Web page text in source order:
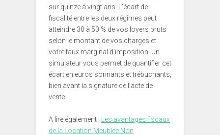
sur quinze à vingt ans. L’écart de
fiscalité entre les deux régimes peut
atteindre 30 à 50 % de vos loyers bruts
selon le montant de vos charges et
votre taux marginal d’imposition. Un
simulateur vous permet de quantifier cet
écart en euros sonnants et trébuchants,
bien avant la signature de l’acte de
vente.
A lire également : Les avantages fiscaux
de la Location Meublée Non